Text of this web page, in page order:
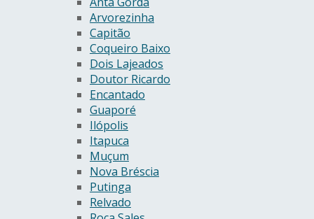
Arvorezinha
Capitão
Coqueiro Baixo
Dois Lajeados
Doutor Ricardo
Encantado
Guaporé
Ilópolis
Itapuca
Muçum
Nova Bréscia
Putinga
Relvado